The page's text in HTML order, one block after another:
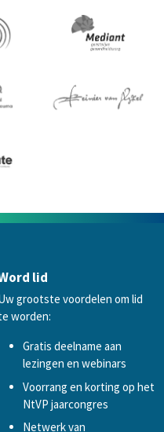
lid
grootste voordelen om lid
worden:
Gratis deelname aan
lezingen en webinars
Voorrang en korting op het
NtVP jaarcongres
Netwerk van